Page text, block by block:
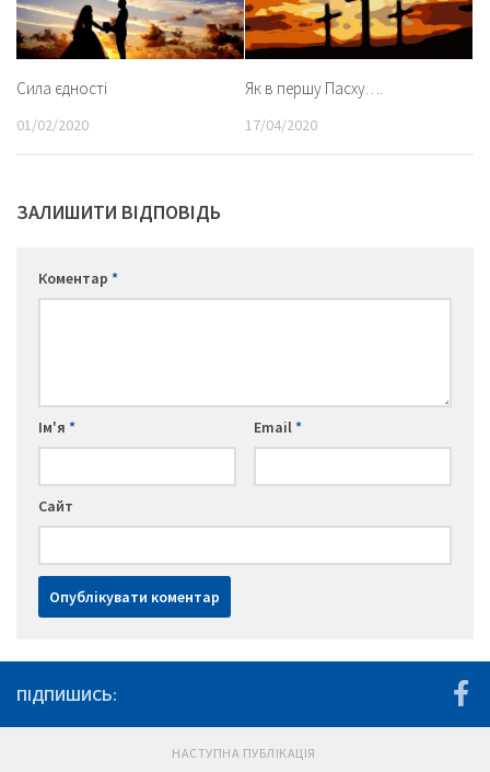
Сила єдності
01/02/2020
Як в першу Пасху….
17/04/2020
ЗАЛИШИТИ ВІДПОВІДЬ
Коментар *
Ім'я * Email*
Сайт
ПІДПИШИСЬ:
НАСТУПНА ПУБЛІКАЦІЯ